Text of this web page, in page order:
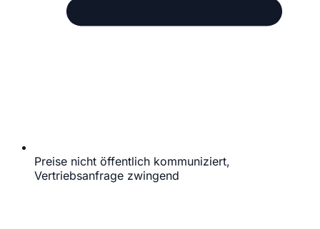
Preise nicht öffentlich kommuniziert,
Vertriebsanfrage zwingend